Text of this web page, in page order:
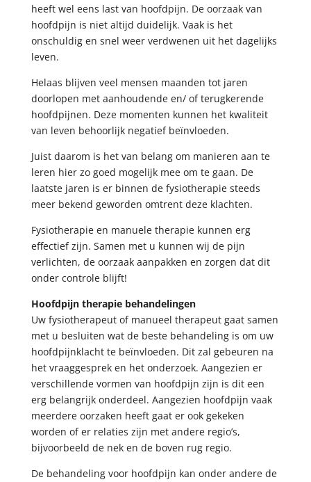
heeft wel eens last van hoofdpijn. De oorzaak van
hoofdpijn is niet altijd duidelijk. Vaak is het
onschuldig en snel weer verdwenen uit het dagelijks
leven.
Helaas blijven veel mensen maanden tot jaren
doorlopen met aanhoudende en/ of terugkerende
hoofdpijnen. Deze momenten kunnen het kwaliteit
van leven behoorlijk negatief beïnvloeden.
Juist daarom is het van belang om manieren aan te
leren hier zo goed mogelijk mee om te gaan. De
laatste jaren is er binnen de fysiotherapie steeds
meer bekend geworden omtrent deze klachten.
Fysiotherapie en manuele therapie kunnen erg
effectief zijn. Samen met u kunnen wij de pijn
verlichten, de oorzaak aanpakken en zorgen dat dit
onder controle blijft!
Hoofdpijn therapie behandelingen
Uw fysiotherapeut of manueel therapeut gaat samen
met u besluiten wat de beste behandeling is om uw
hoofdpijnklacht te beïnvloeden. Dit zal gebeuren na
het vraaggesprek en het onderzoek. Aangezien er
verschillende vormen van hoofdpijn zijn is dit een
erg belangrijk onderdeel. Aangezien hoofdpijn vaak
meerdere oorzaken heeft gaat er ook gekeken
worden of er relaties zijn met andere regio’s,
bijvoorbeeld de nek en de boven rug regio.
De behandeling voor hoofdpijn kan onder andere de